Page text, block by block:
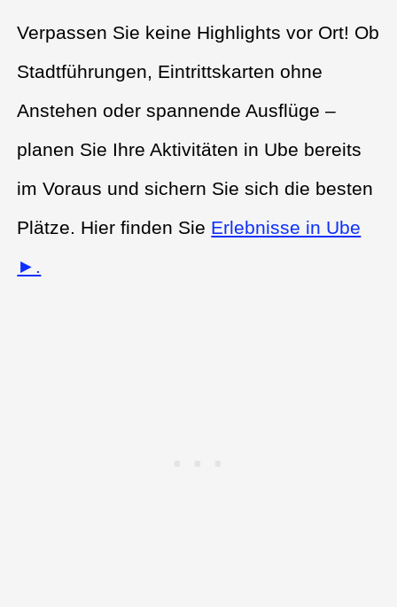
Verpassen Sie keine Highlights vor Ort! Ob
Stadtführungen, Eintrittskarten ohne
Anstehen oder spannende Ausflüge –
planen Sie Ihre Aktivitäten in Ube bereits
im Voraus und sichern Sie sich die besten
Plätze. Hier finden Sie Erlebnisse in Ube
►.